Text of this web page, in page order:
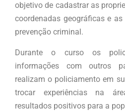
objetivo de cadastrar as
coordenadas geográficas e
prevenção criminal.
Durante o curso os
informações com outros
realizam o policiamento em
trocar experiências na
resultados positivos para a